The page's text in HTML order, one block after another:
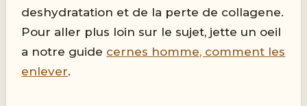
deshydratation et de la perte de collagene.
Pour aller plus loin sur le sujet, jette un oeil
a notre guide cernes homme, comment les
enlever.